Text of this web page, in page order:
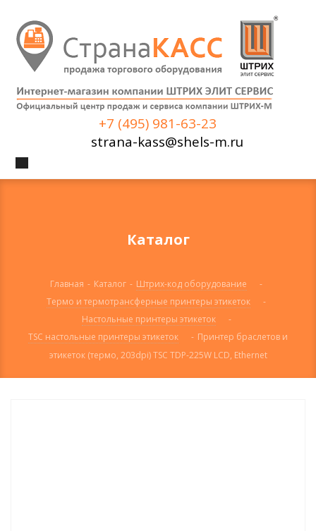
+7 (495) 981-63-23
strana-kass@shels-m.ru
Каталог
Главная - Каталог - Штрих-код оборудование
-
Термо и термотрансферные принтеры этикеток
-
Настольные принтеры этикеток
-
TSC настольные принтеры этикеток
- Принтер браслетов и
этикеток (термо, 203dpi) TSC TDP-225W LCD, Ethernet